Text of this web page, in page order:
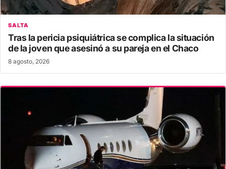
SALTA
Tras la pericia psiquiátrica se complica la situación
de la joven que asesinó a su pareja en el Chaco
8 agosto, 2026